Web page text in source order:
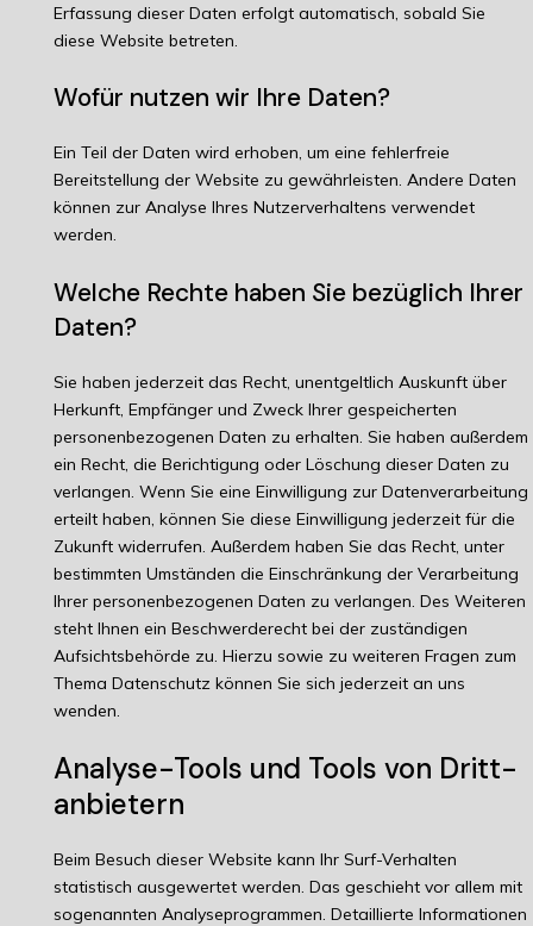
Erfassung dieser Daten erfolgt automatisch, sobald Sie
diese Website betreten.
Wofür nutzen wir Ihre Daten?
Ein Teil der Daten wird erhoben, um eine fehlerfreie
Bereitstellung der Website zu gewährleisten. Andere Daten
können zur Analyse Ihres Nutzerverhaltens verwendet
werden.
Welche Rechte haben Sie bezüglich Ihrer
Daten?
Sie haben jederzeit das Recht, unentgeltlich Auskunft über
Herkunft, Empfänger und Zweck Ihrer gespeicherten
personenbezogenen Daten zu erhalten. Sie haben außerdem
ein Recht, die Berichtigung oder Löschung dieser Daten zu
verlangen. Wenn Sie eine Einwilligung zur Datenverarbeitung
erteilt haben, können Sie diese Einwilligung jederzeit für die
Zukunft widerrufen. Außerdem haben Sie das Recht, unter
bestimmten Umständen die Einschränkung der Verarbeitung
Ihrer personenbezogenen Daten zu verlangen. Des Weiteren
steht Ihnen ein Beschwerderecht bei der zuständigen
Aufsichtsbehörde zu. Hierzu sowie zu weiteren Fragen zum
Thema Datenschutz können Sie sich jederzeit an uns
wenden.
Analyse-Tools und Tools von Dritt­
anbietern
Beim Besuch dieser Website kann Ihr Surf-Verhalten
statistisch ausgewertet werden. Das geschieht vor allem mit
sogenannten Analyseprogrammen. Detaillierte Informationen